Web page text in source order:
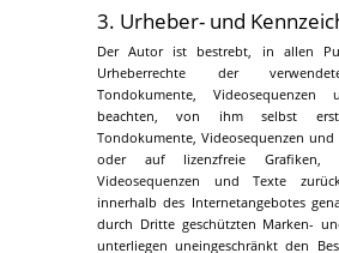
3. Urheber- und
Der Autor ist bestrebt, in allen
Urheberrechte der
Tondokumente,
beachten, von ihm selbst
Tondokumente, Videosequenzen und
oder auf lizenzfreie Grafiken,
Videosequenzen und Texte
innerhalb des Internetangebotes
durch Dritte geschützten Marken-
unterliegen uneingeschränkt den